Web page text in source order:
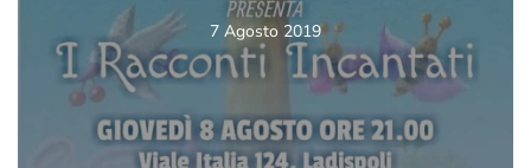
7 Agosto 2019